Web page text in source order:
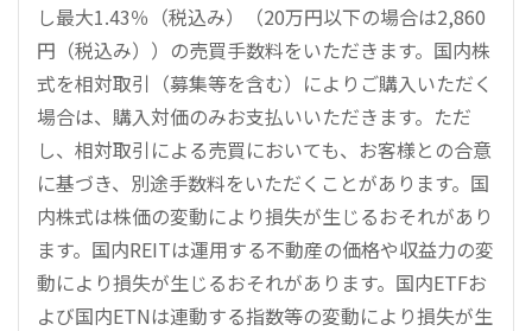
し最大1.43％（税込み）（20万円以下の場合は2,860
円（税込み））の売買手数料をいただきます。国内株
式を相対取引（募集等を含む）によりご購入いただく
場合は、購入対価のみお支払いいただきます。ただ
し、相対取引による売買においても、お客様との合意
に基づき、別途手数料をいただくことがあります。国
内株式は株価の変動により損失が生じるおそれがあり
ます。国内REITは運用する不動産の価格や収益力の変
動により損失が生じるおそれがあります。国内ETFお
よび国内ETNは連動する指数等の変動により損失が生